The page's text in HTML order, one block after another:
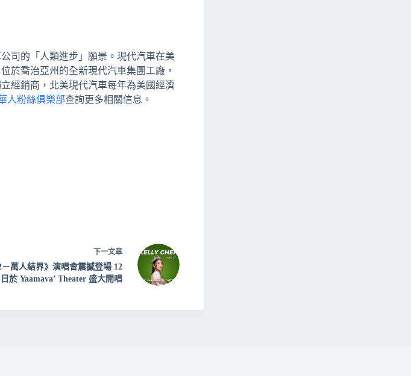
司的「人類進步」願景。現代汽車在美
於喬治亞州的全新現代汽車集團工廠，
經銷商，北美現代汽車每年為美國經濟
人粉絲俱樂部查詢更多相關信息。
下一文章
－萬人結界》演唱會震撼登場 12
於 Yaamava’ Theater 盛大開唱